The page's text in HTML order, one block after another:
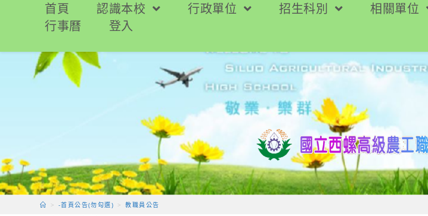
要
首頁 認識本校 行政單位 招生科別 相關單位
行事曆
登入
> -首頁公告(勿勾選) > 教職員公告